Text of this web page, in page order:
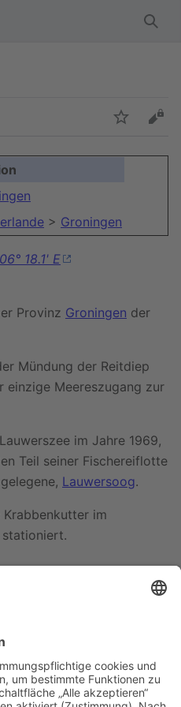
> Groningen
18.1' E
Provinz Groningen der
Mündung der Reitdiep
einzige Meereszugang zur
im Jahre 1969,
Teil seiner Fischereiflotte
Lauwersoog.
im
stationiert.